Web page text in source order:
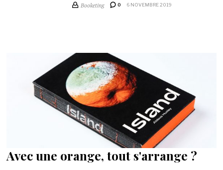
Booketing 0 6 NOVEMBRE 2019
Avec une orange, tout s'arrange ?